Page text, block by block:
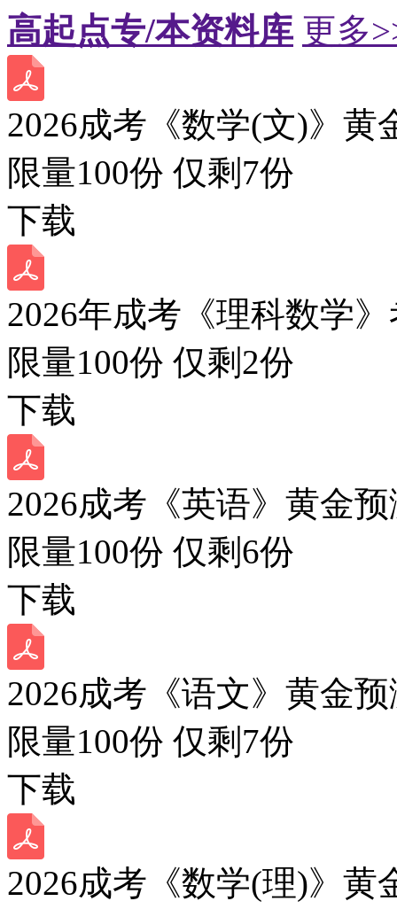
高起点专/本资料库 更多
2026成考《数学(文)》黄
限量100份 仅剩 7份
下载
2026年成考《理科数学
限量100份 仅剩 2份
下载
2026成考《英语》黄金
限量100份 仅剩 6份
下载
2026成考《语文》黄金
限量100份 仅剩 7份
下载
2026成考《数学(理)》黄